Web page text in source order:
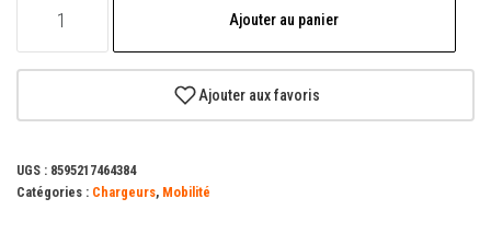
ports
Swissten
Ajouter au panier
Ajouter aux favoris
UGS : 8595217464384
Catégories : Chargeurs, Mobilité